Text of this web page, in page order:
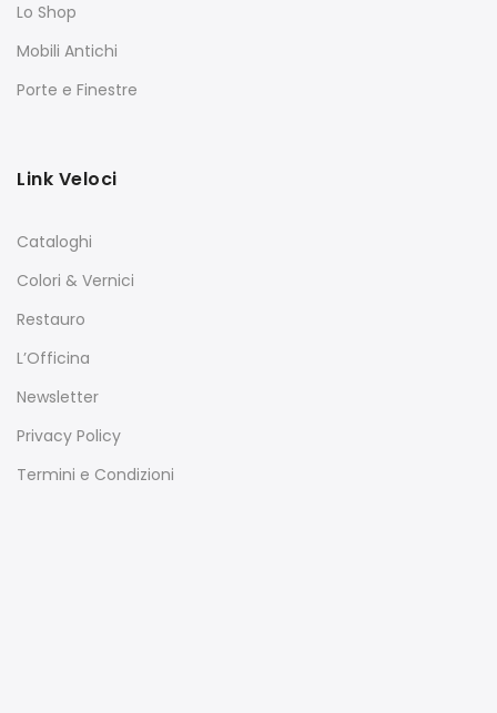
Lo Shop
Mobili Antichi
Porte e Finestre
Link Veloci
Cataloghi
Colori & Vernici
Restauro
L’Officina
Newsletter
Privacy Policy
Termini e Condizioni